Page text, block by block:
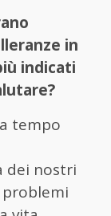
in
indicati
tempo
dei nostri